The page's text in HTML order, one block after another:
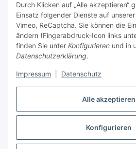
Alle akzeptieren
Konfigurieren
Durch Klicken auf „Alle akzeptieren“
Einsatz folgender Dienste auf
Vimeo, ReCaptcha. Sie können die
ändern (Fingerabdruck-Icon links
finden Sie unter Konfigurieren und in
Datenschutzerklärung.
Impressum Datenschutz
Paketdienst und Spedition
Regionaler Lieferservice im
Sicherheit
Vertrag widerrufen
* Alle Preise inkl. gesetzlicher USt., zzgl.